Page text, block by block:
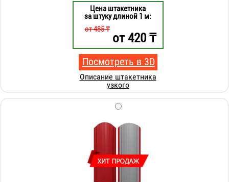
Цена штакетника
за штуку длиной 1 м:
от 485 ₸
от420 ₸
Посмотреть в 3D
Описание штакетника
узкого